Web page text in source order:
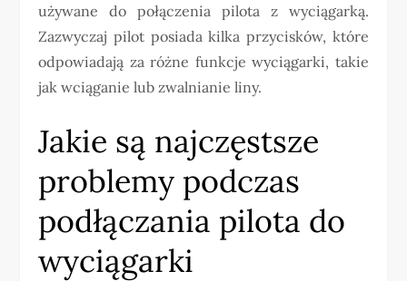
używane do połączenia pilota z wyciągarką.
Zazwyczaj pilot posiada kilka przycisków, które
odpowiadają za różne funkcje wyciągarki, takie
jak wciąganie lub zwalnianie liny.
Jakie są najczęstsze
problemy podczas
podłączania pilota do
wyciągarki